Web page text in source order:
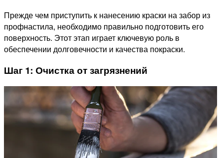
Прежде чем приступить к нанесению краски на забор из
профнастила, необходимо правильно подготовить его
поверхность. Этот этап играет ключевую роль в
обеспечении долговечности и качества покраски.
Шаг 1: Очистка от загрязнений